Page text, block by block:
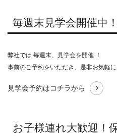
毎週末見学会開催中！
弊社では 毎週末、見学会を開催 ！
事前のご予約をいただき、是非お気軽
見学会予約はコチラから
お子様連れ大歓迎！